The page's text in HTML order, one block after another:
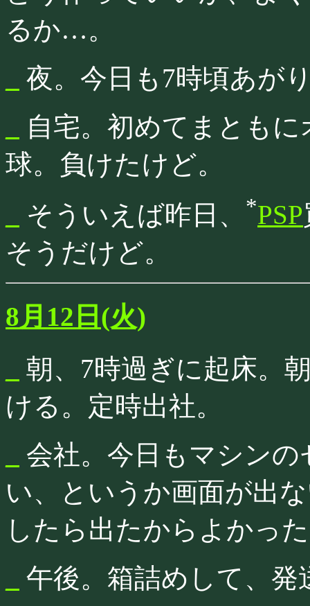
るか…。
夜。今日も7時頃あが
自宅。初めてまとも
球。負けたけど。
そういえば昨日、 *PSP
そうだけど。
8月12日(火)
朝、7時過ぎに起床。
ける。定時出社。
会社。今日もマシン
い、というか画面が出
したら出たからよかっ
午後。箱詰めして、発